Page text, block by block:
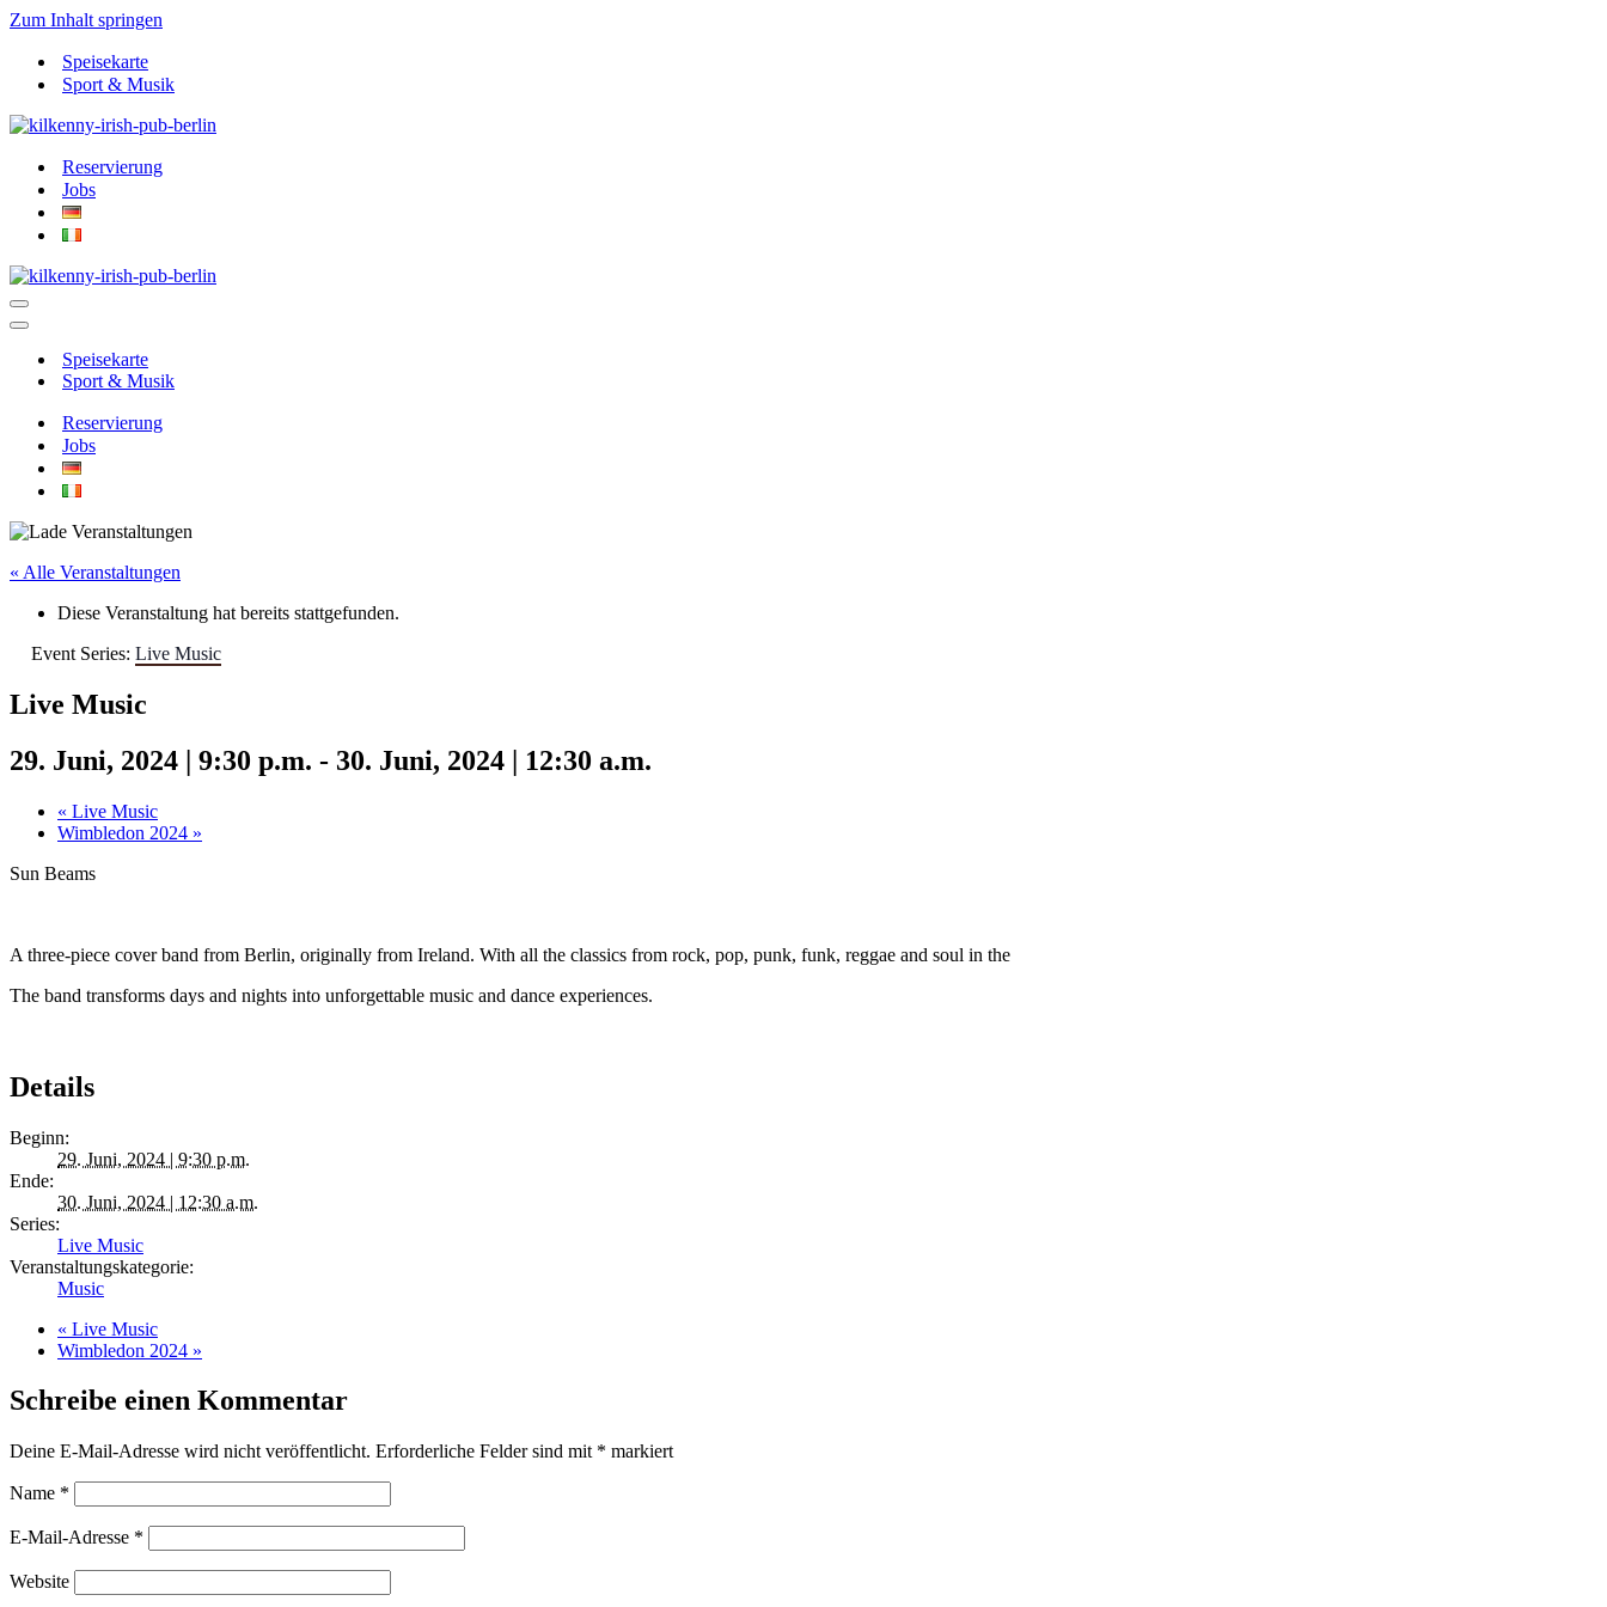
Zum Inhalt springen
Speisekarte
Sport & Musik
Reservierung
Jobs
Navigationsmenü
Navigationsmenü
Speisekarte
Sport & Musik
Reservierung
Jobs
« Alle Veranstaltungen
Diese Veranstaltung hat bereits stattgefunden.
Event Series: Live Music
Live Music
29. Juni, 2024 | 9:30 p.m. - 30. Juni, 2024 | 12:30 a.m.
« Live Music
Wimbledon 2024 »
Sun Beams
A three-piece cover band from Berlin, originally from Ireland. With all the classics from rock, pop, punk, funk, reggae and soul in the
The band transforms days and nights into unforgettable music and dance experiences.
Details
Beginn:
29. Juni, 2024 | 9:30 p.m.
Ende:
30. Juni, 2024 | 12:30 a.m.
Series:
Live Music
Veranstaltungskategorie:
Music
« Live Music
Wimbledon 2024 »
Schreibe einen Kommentar
Deine E-Mail-Adresse wird nicht veröffentlicht. Erforderliche Felder sind mit * markiert
Name *
E-Mail-Adresse *
Website